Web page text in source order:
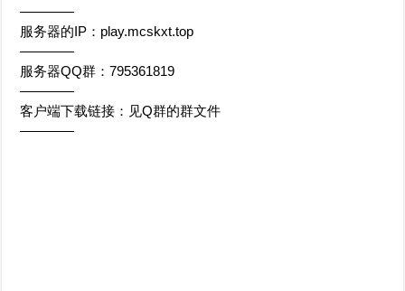
————
服务器的IP：play.mcskxt.top
————
服务器QQ群：795361819
————
客户端下载链接：见Q群的群文件
————